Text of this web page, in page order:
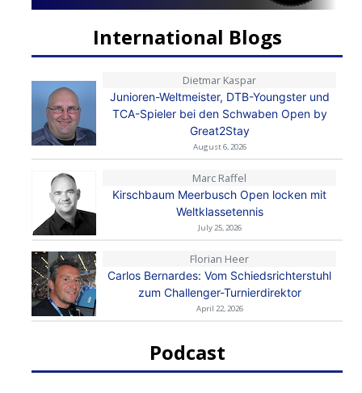
International Blogs
Dietmar Kaspar
Junioren-Weltmeister, DTB-Youngster und
TCA-Spieler bei den Schwaben Open by
Great2Stay
August 6, 2026
Marc Raffel
Kirschbaum Meerbusch Open locken mit
Weltklassetennis
July 25, 2026
Florian Heer
Carlos Bernardes: Vom Schiedsrichterstuhl
zum Challenger-Turnierdirektor
April 22, 2026
Podcast